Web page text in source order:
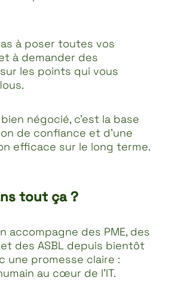
à poser toutes vos
à demander des
les points qui vous
négocié, c’est la base
de confiance et d’une
efficace sur le long terme.
tout ça ?
accompagne des PME, des
des ASBL depuis bientôt
une promesse claire :
au cœur de l’IT.